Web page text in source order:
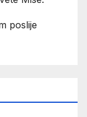
poslije